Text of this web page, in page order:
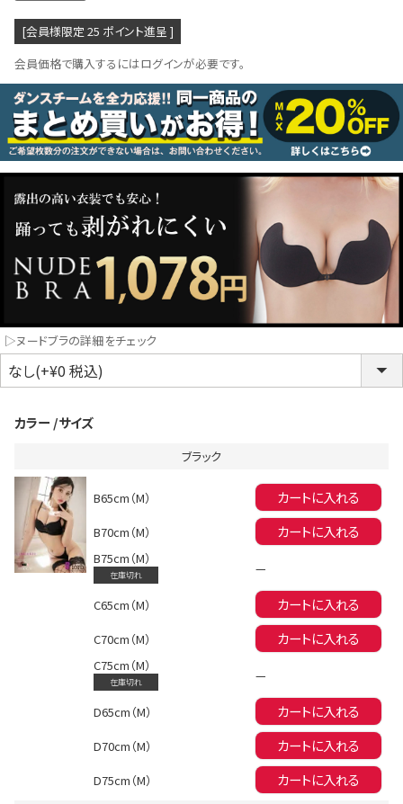
LINE連携でクーポンもらえる!!
同一商品まとめ買いキャンペーン
会員登録でいつでもお得に
浴衣
コスプレ
クリスマス
[会員様限定 25 ポイント進呈 ]
会員価格で購入するにはログインが必要です。
▷ヌードブラの詳細をチェック
カラー サイズ
ブラック
B65cm（M） カートに入れる
B70cm（M） カートに入れる
B75cm（M）
在庫切れ —
C65cm（M） カートに入れる
C70cm（M） カートに入れる
C75cm（M）
在庫切れ —
D65cm（M） カートに入れる
D70cm（M） カートに入れる
D75cm（M） カートに入れる